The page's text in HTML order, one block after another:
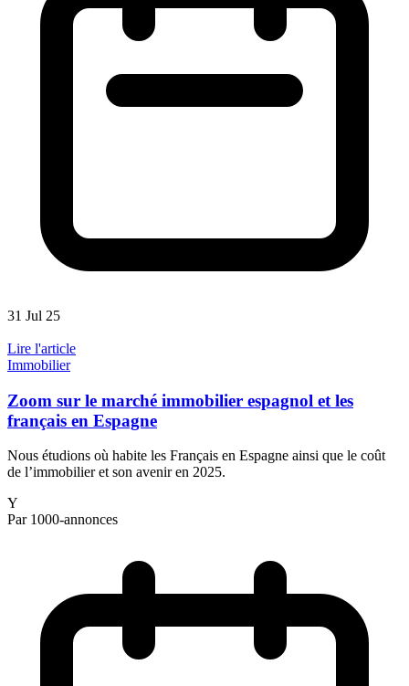
31 Jul 25
Lire l'article
Immobilier
Zoom sur le marché immobilier espagnol et les
français en Espagne
Nous étudions où habite les Français en Espagne ainsi que le coût
de l’immobilier et son avenir en 2025.
Y
Par 1000-annonces